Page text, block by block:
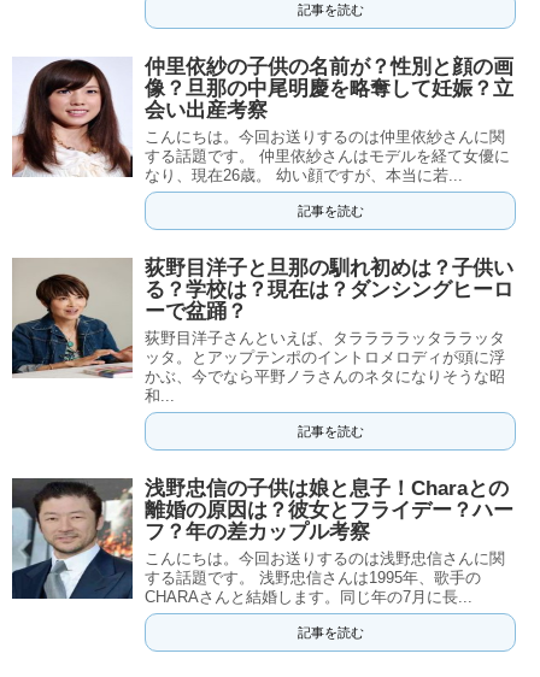
記事を読む
仲里依紗の子供の名前が？性別と顔の画
像？旦那の中尾明慶を略奪して妊娠？立
会い出産考察
こんにちは。今回お送りするのは仲里依紗さんに関
する話題です。 仲里依紗さんはモデルを経て女優に
なり、現在26歳。 幼い顔ですが、本当に若...
記事を読む
荻野目洋子と旦那の馴れ初めは？子供い
る？学校は？現在は？ダンシングヒーロ
ーで盆踊？
荻野目洋子さんといえば、タララララッタララッタ
ッタ。とアップテンポのイントロメロディが頭に浮
かぶ、今でなら平野ノラさんのネタになりそうな昭
和...
記事を読む
浅野忠信の子供は娘と息子！Charaとの
離婚の原因は？彼女とフライデー？ハー
フ？年の差カップル考察
こんにちは。今回お送りするのは浅野忠信さんに関
する話題です。 浅野忠信さんは1995年、歌手の
CHARAさんと結婚します。同じ年の7月に長...
記事を読む